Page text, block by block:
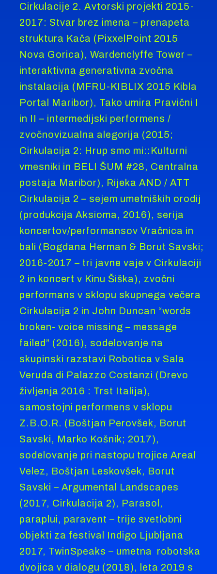
Cirkulacije 2. Avtorski projekti 2015-
2017: Stvar brez imena – prenapeta
struktura Kača (PixxelPoint 2015
Nova Gorica), Wardenclyffe Tower –
interaktivna generativna zvočna
instalacija (MFRU-KIBLIX 2015 Kibla
Portal Maribor), Tako umira Pravični I
in II – intermedijski performens /
zvočnovizualna alegorija (2015;
Cirkulacija 2: Hrup smo mi::Kulturni
vmesniki in BELI ŠUM #28, Centralna
postaja Maribor), Rijeka AND / ATT
Cirkulacija 2 – sejem umetniških orodij
(produkcija Aksioma, 2016), serija
koncertov/performansov Vračnica in
bali (Bogdana Herman & Borut Savski;
2016-2017 – tri javne vaje v Cirkulaciji
2 in koncert v Kinu Šiška), zvočni
performans v sklopu skupnega večera
Cirkulacija 2 in John Duncan “words
broken- voice missing – message
failed” (2016), sodelovanje na
skupinski razstavi Robotica v Sala
Veruda di Palazzo Costanzi (Drevo
življenja 2016 : Trst Italija),
samostojni performens v sklopu
Z.B.O.R. (Boštjan Perovšek, Borut
Savski, Marko Košnik; 2017),
sodelovanje pri nastopu trojice Areal
Velez, Boštjan Leskovšek, Borut
Savski – Argumental Landscapes
(2017, Cirkulacija 2), Parasol,
paraplui, paravent – trije svetlobni
objekti za festival Indigo Ljubljana
2017, TwinSpeaks – umetna robotska
dvojica v dialogu (2018), leta 2019 s